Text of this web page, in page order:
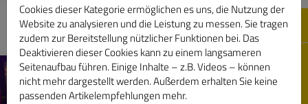
Cookies dieser Kategorie ermöglichen es uns, die Nutzung der
Website zu analysieren und die Leistung zu messen. Sie tragen
zudem zur Bereitstellung nützlicher Funktionen bei. Das
Deaktivieren dieser Cookies kann zu einem langsameren
Seitenaufbau führen. Einige Inhalte – z.B. Videos – können
nicht mehr dargestellt werden. Außerdem erhalten Sie keine
passenden Artikelempfehlungen mehr.